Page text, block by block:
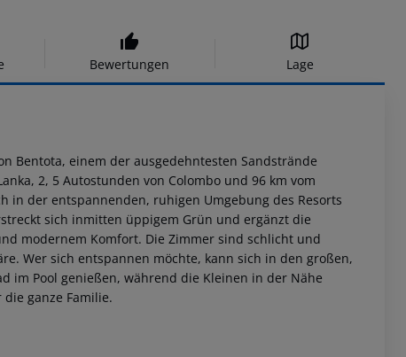
Bewertungen Lage
Bentota, einem der ausgedehntesten Sandstrände
2, 5 Autostunden von Colombo und 96 km vom
in der entspannenden, ruhigen Umgebung des Resorts
sich inmitten üppigem Grün und ergänzt die
modernem Komfort. Die Zimmer sind schlicht und
Wer sich entspannen möchte, kann sich in den großen,
im Pool genießen, während die Kleinen in der Nähe
ganze Familie.